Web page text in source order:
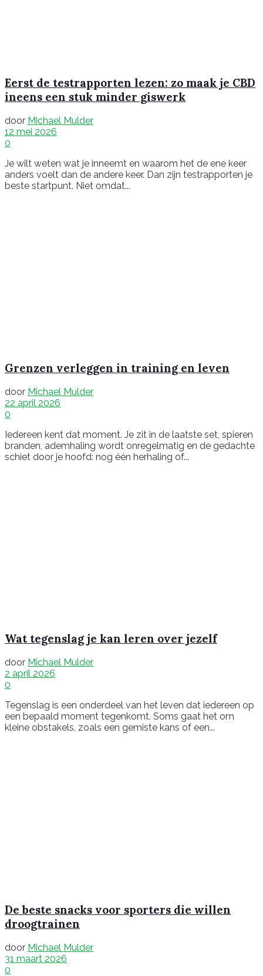
Eerst de testrapporten lezen: zo maak je CBD
ineens een stuk minder giswerk
door Michael Mulder
12 mei 2026
0
Je wilt weten wat je inneemt en waarom het de ene keer
anders voelt dan de andere keer. Dan zijn testrapporten je
beste startpunt. Niet omdat...
Grenzen verleggen in training en leven
door Michael Mulder
22 april 2026
0
Iedereen kent dat moment. Je zit in de laatste set, spieren
branden, ademhaling wordt onregelmatig en de gedachte
schiet door je hoofd: nog één herhaling of...
Wat tegenslag je kan leren over jezelf
door Michael Mulder
2 april 2026
0
Tegenslag is een onderdeel van het leven dat iedereen op
een bepaald moment tegenkomt. Soms gaat het om
kleine obstakels, zoals een gemiste kans of een...
De beste snacks voor sporters die willen
droogtrainen
door Michael Mulder
31 maart 2026
0